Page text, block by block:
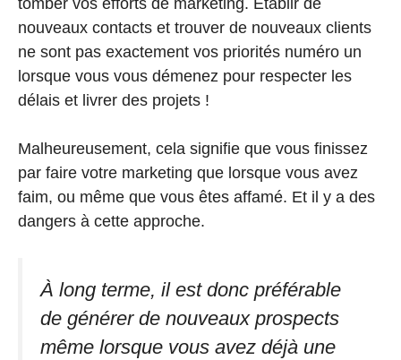
nouveaux contacts et trouver de nouveaux clients
ne sont pas exactement vos priorités numéro un
lorsque vous vous démenez pour respecter les
délais et livrer des projets !
Malheureusement, cela signifie que vous finissez
par faire votre marketing que lorsque vous avez
faim, ou même que vous êtes affamé. Et il y a des
dangers à cette approche.
À long terme, il est donc préférable
de générer de nouveaux prospects
même lorsque vous avez déjà une